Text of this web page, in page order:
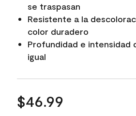
se traspasan
Resistente a la
color duradero
Profundidad e intensidad
igual
$46.99